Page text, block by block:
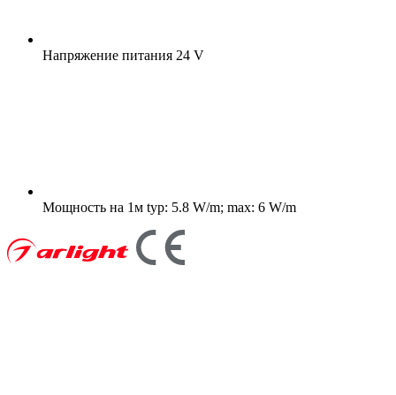
Напряжение питания 24 V
Мощность на 1м typ: 5.8 W/m; max: 6 W/m